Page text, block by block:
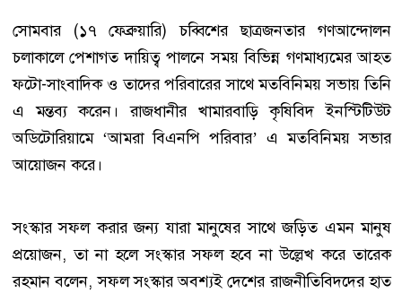
সোমবার (১৭ ফেব্রুয়ারি) চব্বিশের ছাত্রজনতার গণআন্দোলন
চলাকালে পেশাগত দায়িত্ব পালনে সময় বিভিন্ন গণমাধ্যমের আহত
ফটো-সাংবাদিক ও তাদের পরিবারের সাথে মতবিনিময় সভায় তিনি
এ মন্তব্য করেন। রাজধানীর খামারবাড়ি কৃষিবিদ ইনস্টিটিউট
অডিটোরিয়ামে ‘আমরা বিএনপি পরিবার’ এ মতবিনিময় সভার
আয়োজন করে।
সংস্কার সফল করার জন্য যারা মানুষের সাথে জড়িত এমন মানুষ
প্রয়োজন, তা না হলে সংস্কার সফল হবে না উল্লেখ করে তারেক
রহমান বলেন, সফল সংস্কার অবশ্যই দেশের রাজনীতিবিদদের হাত